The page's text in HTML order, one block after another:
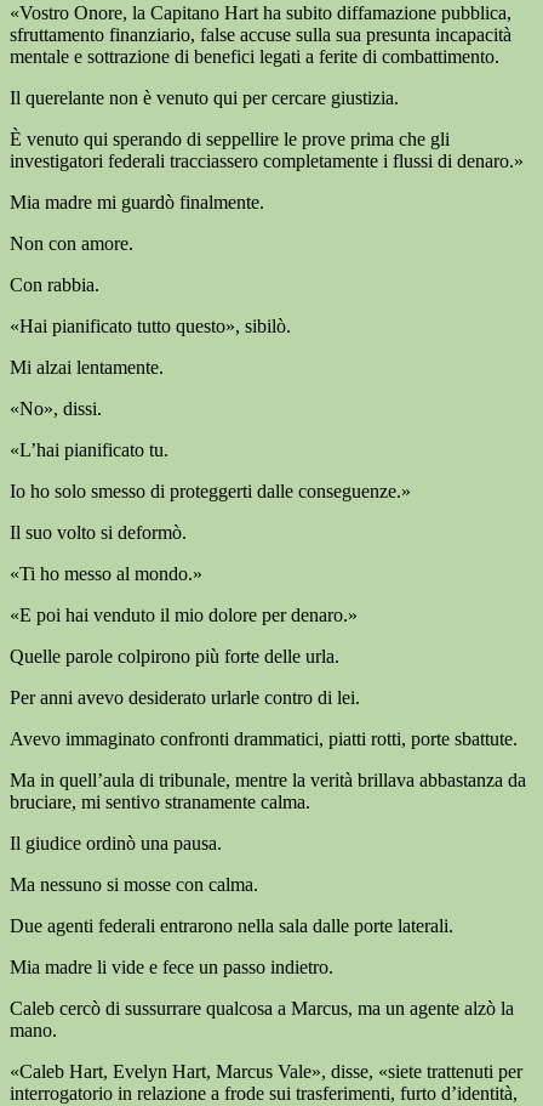
«Vostro Onore, la Capitano Hart ha subito diffamazione pubblica,
sfruttamento finanziario, false accuse sulla sua presunta incapacità
mentale e sottrazione di benefici legati a ferite di combattimento.
Il querelante non è venuto qui per cercare giustizia.
È venuto qui sperando di seppellire le prove prima che gli
investigatori federali tracciassero completamente i flussi di denaro.»
Mia madre mi guardò finalmente.
Non con amore.
Con rabbia.
«Hai pianificato tutto questo», sibilò.
Mi alzai lentamente.
«No», dissi.
«L’hai pianificato tu.
Io ho solo smesso di proteggerti dalle conseguenze.»
Il suo volto si deformò.
«Ti ho messo al mondo.»
«E poi hai venduto il mio dolore per denaro.»
Quelle parole colpirono più forte delle urla.
Per anni avevo desiderato urlarle contro di lei.
Avevo immaginato confronti drammatici, piatti rotti, porte sbattute.
Ma in quell’aula di tribunale, mentre la verità brillava abbastanza da
bruciare, mi sentivo stranamente calma.
Il giudice ordinò una pausa.
Ma nessuno si mosse con calma.
Due agenti federali entrarono nella sala dalle porte laterali.
Mia madre li vide e fece un passo indietro.
Caleb cercò di sussurrare qualcosa a Marcus, ma un agente alzò la
mano.
«Caleb Hart, Evelyn Hart, Marcus Vale», disse, «siete trattenuti per
interrogatorio in relazione a frode sui trasferimenti, furto d’identità,